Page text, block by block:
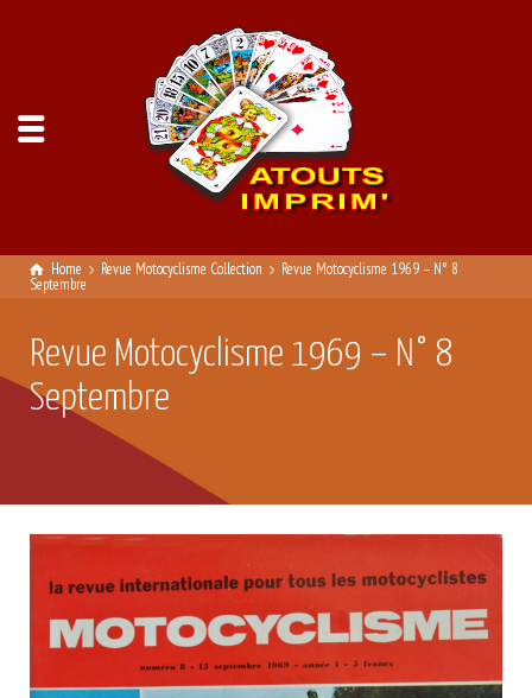
Home Revue Motocyclisme Collection Revue Motocyclisme 1969 – N° 8
Septembre
Revue Motocyclisme 1969 – N° 8
Septembre